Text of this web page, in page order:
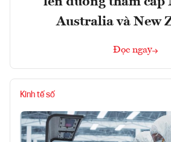
Australia và New
Đọc ngay
Kinh tế số